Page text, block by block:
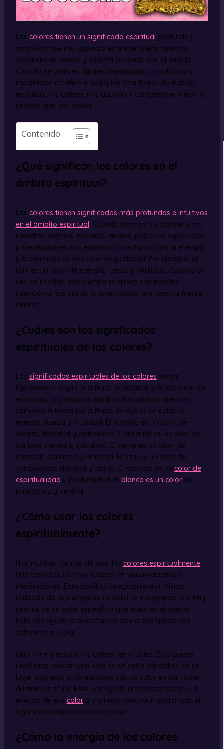
Los colores tienen un significado espiritual profundo y
simbólico que nos ayuda a entender mejor nuestras
experiencias vitales y nuestra conexión con el mundo.
Cuando se usan en rituales, meditación, visualización,
meditación creativa o cualquier otra forma de trabajo
espiritual, los colores nos ayudan a comprender mejor la
energía que nos rodea.
Contenido
¿Qué significan los colores en el
ámbito espiritual?
Los colores tienen significados más profundos e intuitivos
en el ámbito espiritual. Cuando usamos los colores para
nosotros mismos, nuestros rituales, prácticas espirituales
y meditaciones, nos estamos conectando con la energía
y la vibración de ese color en particular. Por ejemplo, el
rojo es un color de energía, fuerza y vitalidad. Cuando se
usa en rituales, esa energía se alinea con nuestra
intención y nos ayuda a conectarnos con nuestra fuerza
interna.
¿Cuáles son los significados
espirituales de los colores?
Los significados espirituales de los colores varían
ligeramente según la cultura, la práctica y la intención. Sin
embargo, hay algunos significados básicos que son
comunes a todas las culturas. El rojo es un color de
energía, fuerza y vitalidad. El naranja es un color de
alegría, felicidad y optimismo. El amarillo es un color de
claridad mental y sabiduría. El verde es un color de
curación, equilibrio y armonía. El azul es un color de
tranquilidad, claridad y calma. El morado es un color de
espiritualidad y profundidad. El blanco es un colorde
pureza, luz y verdad.
¿Cómo usar los colores
espiritualmente?
Hay muchas formas de usar los colores espiritualmente.
Una forma es usar los colores en visualizaciones o
meditaciones. Esto significa imaginarse a sí mismo
rodeado de la energía de un color, o imaginarse que hay
una luz de un color específico que entra en el cuerpo.
Esto nos ayuda a conectarnos con la energía de ese
color en particular.
Otra forma es usar los colores en rituales. Esto puede
involucrar colocar una vela de un color específico en un
lugar sagrado, o alineándose con un color en particular
durante un ritual. Esto nos ayuda a conectarnos con la
energía de ese colory a alinear nuestra intención con el
significado espiritual de ese color.
¿Cómo la energía de los colores